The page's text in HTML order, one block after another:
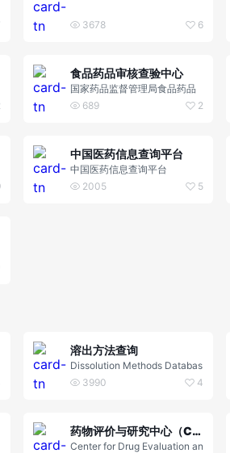
3678 6
食品药品审核查验中心
国家药品监督管理局食品药品
审核查验中心
689 2
中国医药信息查询平台
中国医药信息查询平台
2005
5
溶出方法查询
Dissolution Methods Databas
e Search
3990 4
药物评价与研究中心（CDER）
Center for Drug Evaluation an